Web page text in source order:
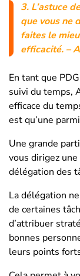
3. L’astuce
que vous ne
faites le
efficacité. –
En tant que
suivi du temps,
efficace du
est qu’une
Une grande
vous dirigez
délégation des
La délégation
de certaines
d’attribuer
bonnes
leurs points